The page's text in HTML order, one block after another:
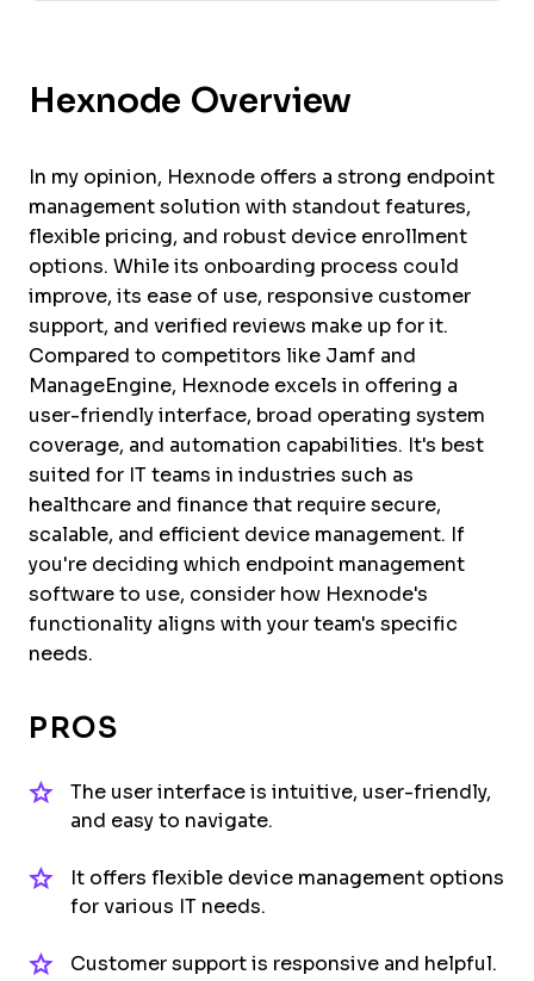
Hexnode Overview
In my opinion, Hexnode offers a strong endpoint
management solution with standout features,
flexible pricing, and robust device enrollment
options. While its onboarding process could
improve, its ease of use, responsive customer
support, and verified reviews make up for it.
Compared to competitors like Jamf and
ManageEngine, Hexnode excels in offering a
user-friendly interface, broad operating system
coverage, and automation capabilities. It's best
suited for IT teams in industries such as
healthcare and finance that require secure,
scalable, and efficient device management. If
you're deciding which endpoint management
software to use, consider how Hexnode's
functionality aligns with your team's specific
needs.
PROS
The user interface is intuitive, user-friendly,
and easy to navigate.
It offers flexible device management options
for various IT needs.
Customer support is responsive and helpful.